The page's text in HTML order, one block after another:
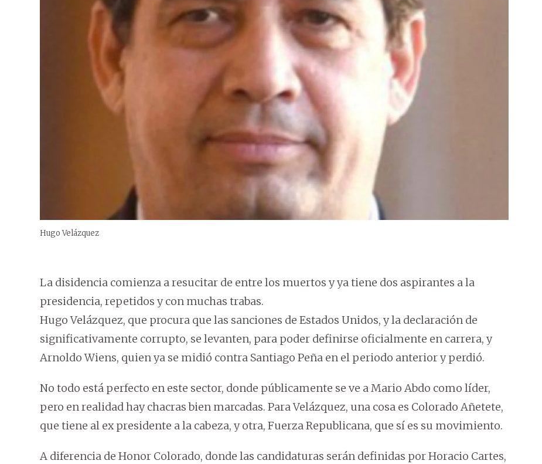
Hugo Velázquez
La disidencia comienza a resucitar de entre los muertos y ya tiene dos aspirantes a la
presidencia, repetidos y con muchas trabas.
Hugo Velázquez, que procura que las sanciones de Estados Unidos, y la declaración de
significativamente corrupto, se levanten, para poder definirse oficialmente en carrera, y
Arnoldo Wiens, quien ya se midió contra Santiago Peña en el periodo anterior y perdió.
No todo está perfecto en este sector, donde públicamente se ve a Mario Abdo como líder,
pero en realidad hay chacras bien marcadas. Para Velázquez, una cosa es Colorado Añetete,
que tiene al ex presidente a la cabeza, y otra, Fuerza Republicana, que sí es su movimiento.
A diferencia de Honor Colorado, donde las candidaturas serán definidas por Horacio Cartes,